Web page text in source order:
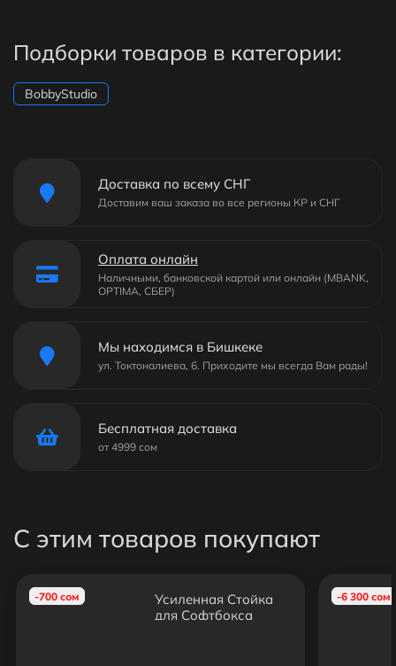
Подборки товаров в категории:
BobbyStudio
Доставка по всему СНГ
Доставим ваш заказа во все регионы КР и СНГ
Оплата онлайн
Наличными, банковской картой или онлайн (MBANK,
OPTIMA, СБЕР)
Мы находимся в Бишкеке
ул. Токтоналиева, 6. Приходите мы всегда Вам рады!
Бесплатная доставка
от 4999 сом
С этим товаров покупают
-700 сом
Усиленная Стойка
для Софтбокса
-6 300 сом